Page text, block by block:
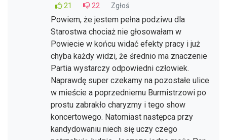
21
22 Zgłoś
Powiem, że jestem pełna podziwu dla
Starostwa chociaż nie głosowałam w
Powiecie w końcu widać efekty pracy i już
chyba każdy widzi, że średnio ma znaczenie
Partia wystarczy odpowiedni człowiek.
Naprawdę super czekamy na pozostałe ulice
w mieście a poprzedniemu Burmistrzowi po
prostu zabrakło charyzmy i tego show
koncertowego. Natomiast następca przy
kandydowaniu niech się uczy czego